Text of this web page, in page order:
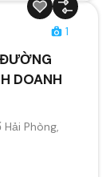
1
DOANH
Phòng,